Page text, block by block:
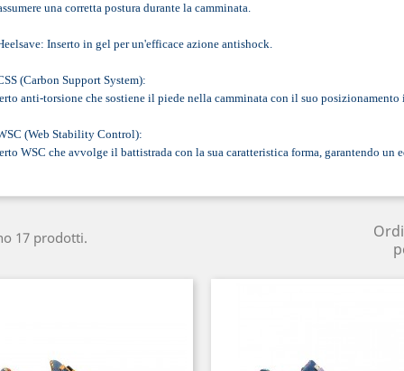
una corretta postura durante la camminata.
Inserto in gel per un'efficace azione antishock.
(Carbon Support System):
anti-torsione che sostiene il piede nella camminata con il suo
(Web Stability Control):
WSC che avvolge il battistrada con la sua caratteristica forma,
17 prodotti.